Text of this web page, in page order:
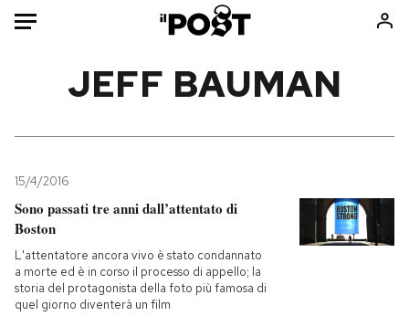
Mondo
Politica
Internet
Scienza
Cultura
Consumismi
Ok Boomer!
Media
JEFF BAUMAN
15/4/2016
Sono passati tre anni dall’attentato di
Boston
L'attentatore ancora vivo è stato condannato
a morte ed è in corso il processo di appello; la
storia del protagonista della foto più famosa di
quel giorno diventerà un film